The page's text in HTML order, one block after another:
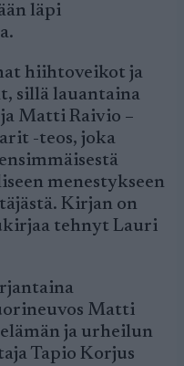
läpi
hiihtoveikot ja
sillä lauantaina
Matti Raivio –
-teos, joka
menestykseen
Kirjan on
tehnyt Lauri
Matti
ja urheilun
Tapio Korjus